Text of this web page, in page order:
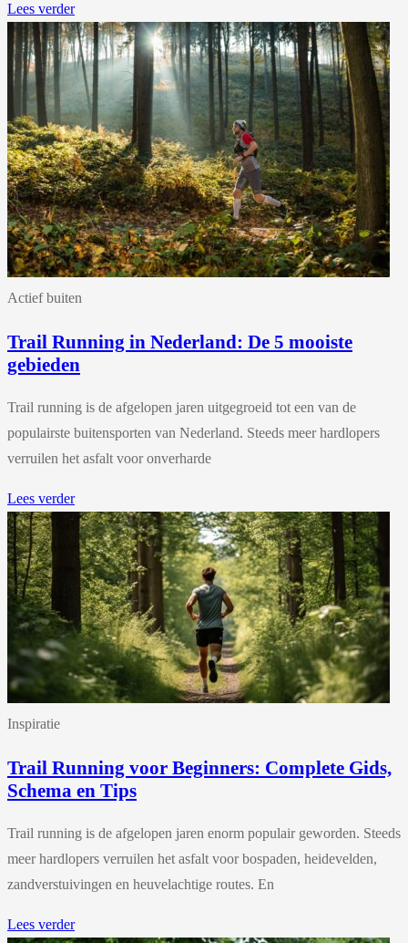
Lees verder
Actief buiten
Trail Running in Nederland: De 5 mooiste
gebieden
Trail running is de afgelopen jaren uitgegroeid tot een van de
populairste buitensporten van Nederland. Steeds meer hardlopers
verruilen het asfalt voor onverharde
Lees verder
Inspiratie
Trail Running voor Beginners: Complete Gids,
Schema en Tips
Trail running is de afgelopen jaren enorm populair geworden. Steeds
meer hardlopers verruilen het asfalt voor bospaden, heidevelden,
zandverstuivingen en heuvelachtige routes. En
Lees verder